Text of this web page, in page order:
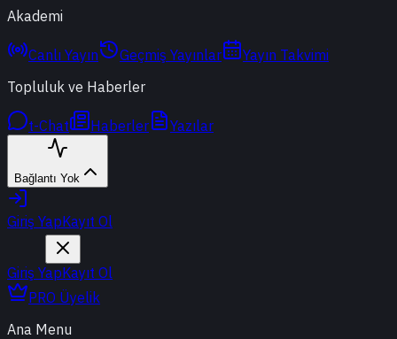
Akademi
Canlı Yayın Geçmiş Yayınlar
Yayın Takvimi
Topluluk ve Haberler
t-Chat Haberler Yazılar
Bağlantı Yok
Giriş YapKayıt Ol
Giriş YapKayıt Ol
PRO Üyelik
Ana Menu